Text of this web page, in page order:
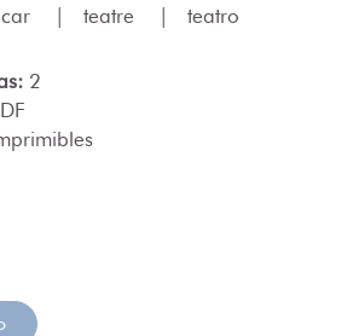
| teatre | teatro
2